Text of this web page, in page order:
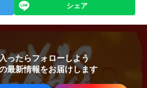
シェア
ったらフォローしよう
最新情報をお届けします